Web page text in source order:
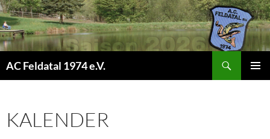
AC Feldatal 1974 e.V.
KALENDER